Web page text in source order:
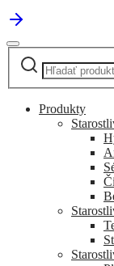
Hľadať:
Produkty